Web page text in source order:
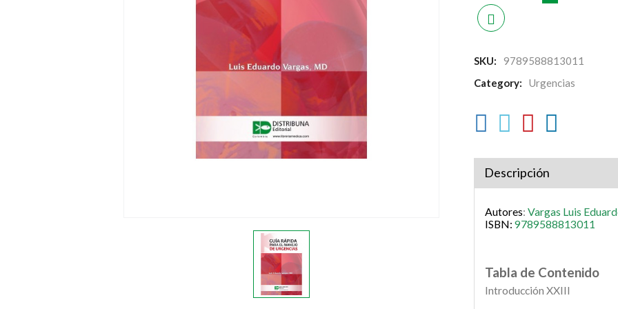
SKU:
9789588813011
Category:
Urgencias
Descripción
Autores: Vargas Luis
ISBN: 9789588813011
Tabla de Contenido
Introducción XXIII